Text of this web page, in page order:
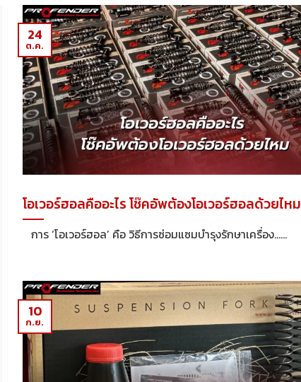
โอเวอร์ฮอลคืออะไร โช๊คอัพต้องโอเวอร์ฮอลด้วยไหม
การ ‘โอเวอร์ฮอล’ คือ วิธีการซ่อมแซมบำรุงรักษาเครื่อง......
24
ต.ค.
10
ก.ย.